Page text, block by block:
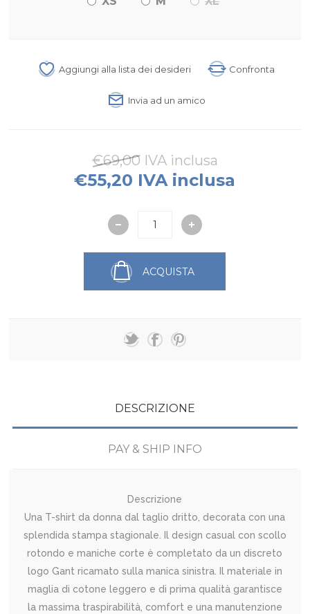
Aggiungi alla lista dei desideri Confronta
Invia ad un amico
€69,00 IVA inclusa
€55,20 IVA inclusa
ACQUISTA
DESCRIZIONE
PAY & SHIP INFO
Descrizione
Una T-shirt da donna dal taglio dritto, decorata con una
splendida stampa stagionale. Il design casual con scollo
rotondo e maniche corte è completato da un discreto
logo Gant ricamato sulla manica sinistra. Il materiale in
maglia di cotone leggero e di prima qualità garantisce
la massima traspirabilità, comfort e una manutenzione